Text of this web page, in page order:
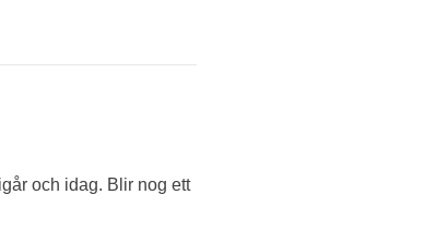
och idag. Blir nog ett